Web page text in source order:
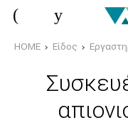
HOME Είδος